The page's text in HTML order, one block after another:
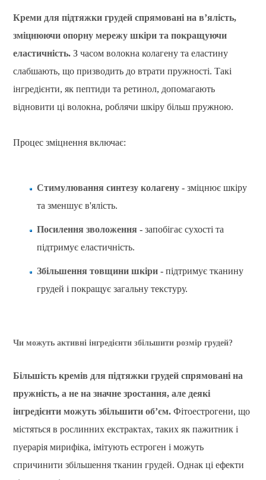
Креми для підтяжки грудей спрямовані на в’ялість,
зміцнюючи опорну мережу шкіри та покращуючи
еластичність. З часом волокна колагену та еластину
слабшають, що призводить до втрати пружності. Такі
інгредієнти, як пептиди та ретинол, допомагають
відновити ці волокна, роблячи шкіру більш пружною.
Процес зміцнення включає:
Стимулювання синтезу колагену - зміцнює шкіру
та зменшує в'ялість.
Посилення зволоження - запобігає сухості та
підтримує еластичність.
Збільшення товщини шкіри - підтримує тканину
грудей і покращує загальну текстуру.
Чи можуть активні інгредієнти збільшити розмір грудей?
Більшість кремів для підтяжки грудей спрямовані на
пружність, а не на значне зростання, але деякі
інгредієнти можуть збільшити об’єм. Фітоестрогени, що
містяться в рослинних екстрактах, таких як пажитник і
пуерарія мирифіка, імітують естроген і можуть
спричинити збільшення тканин грудей. Однак ці ефекти